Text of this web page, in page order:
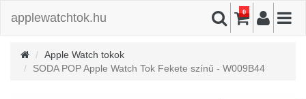
applewatchtok.hu 0
Apple Watch tokok
SODA POP Apple Watch Tok Fekete színű - W009B44